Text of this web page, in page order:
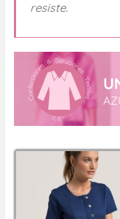
resiste.